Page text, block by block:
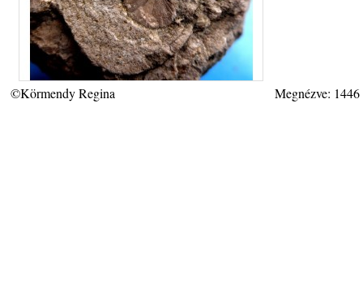
©Körmendy Regina Megnézve: